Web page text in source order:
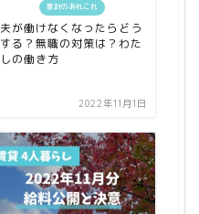
家計のあれこれ
夫が働けなくなったらどう
する？無職の対策は？わた
しの働き方
2022年11月1日